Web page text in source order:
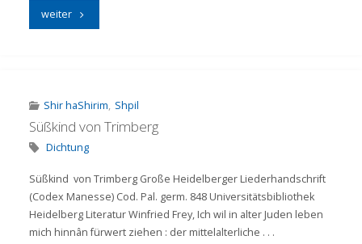
Feuerungs-
Frankfurt"
weiter"Shabbat
Shir haShirim, Shpil
Süßkind von Trimberg
Dichtung
Süßkind von Trimberg Große Heidelberger Liederhandschrift
(Codex Manesse) Cod. Pal. germ. 848 Universitätsbibliothek
Heidelberg Literatur Winfried Frey, Ich wil in alter Juden leben
mich hinnân fürwert ziehen : der mittelalterliche . . .